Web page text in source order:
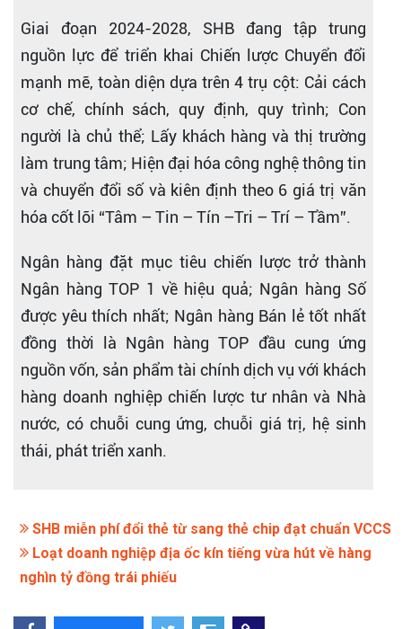
Giai đoạn 2024-2028, SHB đang tập trung
nguồn lực để triển khai Chiến lược Chuyển đổi
mạnh mẽ, toàn diện dựa trên 4 trụ cột: Cải cách
cơ chế, chính sách, quy định, quy trình; Con
người là chủ thể; Lấy khách hàng và thị trường
làm trung tâm; Hiện đại hóa công nghệ thông tin
và chuyển đổi số và kiên định theo 6 giá trị văn
hóa cốt lõi “Tâm – Tin – Tín –Tri – Trí – Tầm”.
Ngân hàng đặt mục tiêu chiến lược trở thành
Ngân hàng TOP 1 về hiệu quả; Ngân hàng Số
được yêu thích nhất; Ngân hàng Bán lẻ tốt nhất
đồng thời là Ngân hàng TOP đầu cung ứng
nguồn vốn, sản phẩm tài chính dịch vụ với khách
hàng doanh nghiệp chiến lược tư nhân và Nhà
nước, có chuỗi cung ứng, chuỗi giá trị, hệ sinh
thái, phát triển xanh.
SHB miễn phí đổi thẻ từ sang thẻ chip đạt chuẩn VCCS
Loạt doanh nghiệp địa ốc kín tiếng vừa hút về hàng
nghìn tỷ đồng trái phiếu